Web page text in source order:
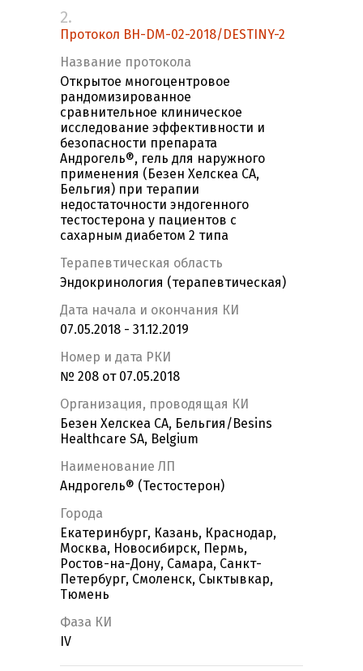
2.
Протокол BH-DM-02-2018/DESTINY-2
Название протокола
Открытое многоцентровое
рандомизированное
сравнительное клиническое
исследование эффективности и
безопасности препарата
Андрогель®, гель для наружного
применения (Безен Хелскеа СА,
Бельгия) при терапии
недостаточности эндогенного
тестостерона у пациентов с
сахарным диабетом 2 типа
Терапевтическая область
Эндокринология (терапевтическая)
Дата начала и окончания КИ
07.05.2018 - 31.12.2019
Номер и дата РКИ
№ 208 от 07.05.2018
Организация, проводящая КИ
Безен Хелскеа СА, Бельгия/Besins
Healthcare SA, Belgium
Наименование ЛП
Андрогель® (Тестостерон)
Города
Екатеринбург, Казань, Краснодар,
Москва, Новосибирск, Пермь,
Ростов-на-Дону, Самара, Санкт-
Петербург, Смоленск, Сыктывкар,
Тюмень
Фаза КИ
IV